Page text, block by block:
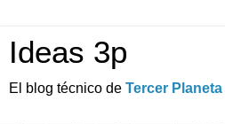
Ideas 3p
El blog técnico de Tercer Planeta